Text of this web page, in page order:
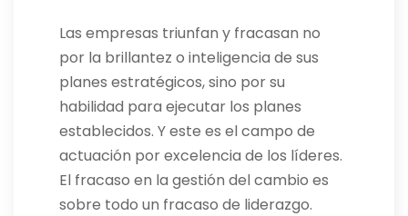
Las empresas triunfan y fracasan no
por la brillantez o inteligencia de sus
planes estratégicos, sino por su
habilidad para ejecutar los planes
establecidos. Y este es el campo de
actuación por excelencia de los líderes.
El fracaso en la gestión del cambio es
sobre todo un fracaso de liderazgo.